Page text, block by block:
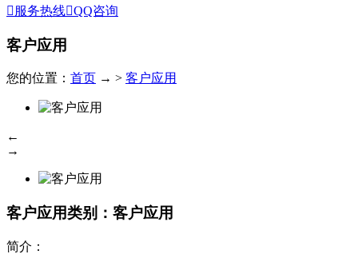
 服务热线QQ咨询
客户应用
您的位置： 首页 → > 客户应用
←
→
客户应用类别：客户应用
简介：